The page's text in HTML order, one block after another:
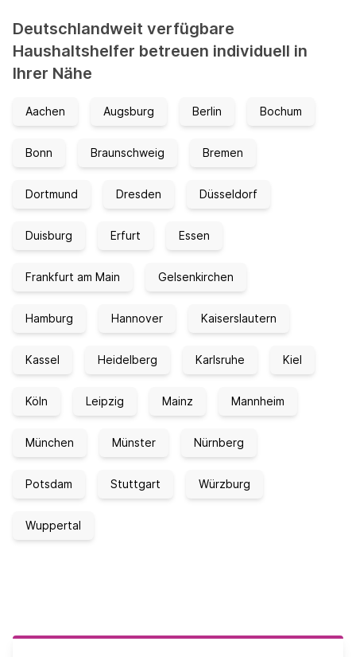
Deutschlandweit verfügbare
Haushaltshelfer betreuen individuell in
Ihrer Nähe
Aachen Augsburg Berlin Bochum
Bonn Braunschweig Bremen
Dortmund Dresden Düsseldorf
Duisburg Erfurt Essen
Frankfurt am Main Gelsenkirchen
Hamburg Hannover Kaiserslautern
Kassel Heidelberg Karlsruhe Kiel
Köln Leipzig Mainz Mannheim
München Münster Nürnberg
Potsdam Stuttgart Würzburg
Wuppertal